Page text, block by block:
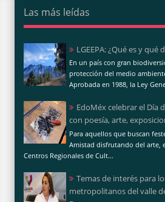
Las más leídas
LGEEPA: ¿Qué es y qué
En un país con gran
protección del medio
Aprobada en 1988, la Ley
EdoMéx celebrar el Día
con poesía, arte,
Para aquellos que buscan
Amistad disfrutando del arte,
Centros Regionales de Cult...
Temas de interés para
metropolitanos del valle